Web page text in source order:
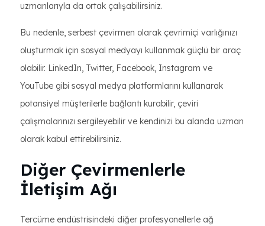
uzmanlarıyla da ortak çalışabilirsiniz.
Bu nedenle, serbest çevirmen olarak çevrimiçi varlığınızı
oluşturmak için sosyal medyayı kullanmak güçlü bir araç
olabilir. LinkedIn, Twitter, Facebook, Instagram ve
YouTube gibi sosyal medya platformlarını kullanarak
potansiyel müşterilerle bağlantı kurabilir, çeviri
çalışmalarınızı sergileyebilir ve kendinizi bu alanda uzman
olarak kabul ettirebilirsiniz.
Diğer Çevirmenlerle
İletişim Ağı
Tercüme endüstrisindeki diğer profesyonellerle ağ